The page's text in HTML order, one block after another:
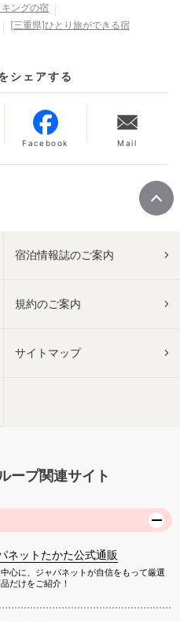
ングの宿
[三重県]ひとり旅ができる宿
シェアする
Facebook Mail
宿泊情報誌のご案内
規約のご案内
サイトマップ
ープ関連サイト
ネットたかた公式通販
心に、ジャパネットが自信をもって厳選
だけをご紹介！